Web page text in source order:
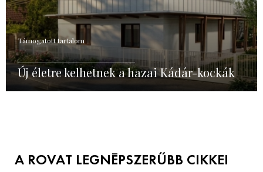
Támogatott tartalom
Új életre kelhetnek a hazai Kádár-kockák
A ROVAT LEGNÉPSZERŰBB CIKKEI